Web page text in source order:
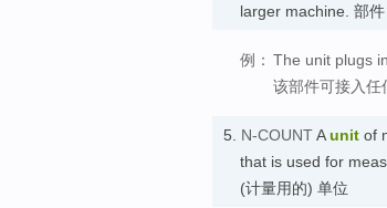
larger machine. 部件
例： The unit plugs
该部件可接入任
5. N-COUNTAunit of
that is used for
(计量用的) 单位